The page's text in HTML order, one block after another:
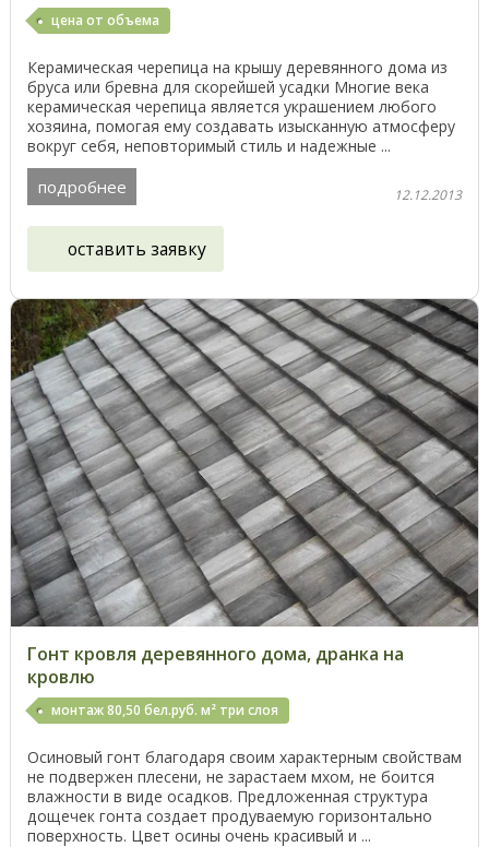
цена от объема
Керамическая черепица на крышу деревянного дома из
бруса или бревна для скорейшей усадки Многие века
керамическая черепица является украшением любого
хозяина, помогая ему создавать изысканную атмосферу
вокруг себя, неповторимый стиль и надежные ...
подробнее 12.12.2013
оставить заявку
Гонт кровля деревянного дома, дранка на
кровлю
монтаж 80,50 бел.руб. м² три слоя
Осиновый гонт благодаря своим характерным свойствам
не подвержен плесени, не зарастаем мхом, не боится
влажности в виде осадков. Предложенная структура
дощечек гонта создает продуваемую горизонтально
поверхность. Цвет осины очень красивый и ...